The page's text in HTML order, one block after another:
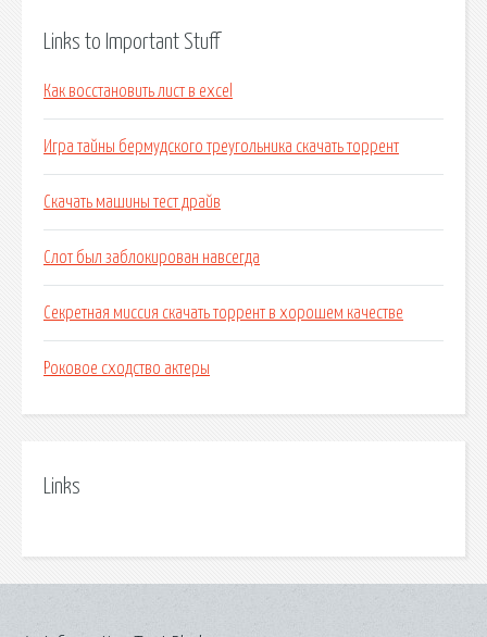
Links to Important Stuff
Как восстановить лист в excel
Игра тайны бермудского треугольника скачать торрент
Скачать машины тест драйв
Слот был заблокирован навсегда
Секретная миссия скачать торрент в хорошем качестве
Роковое сходство актеры
Links